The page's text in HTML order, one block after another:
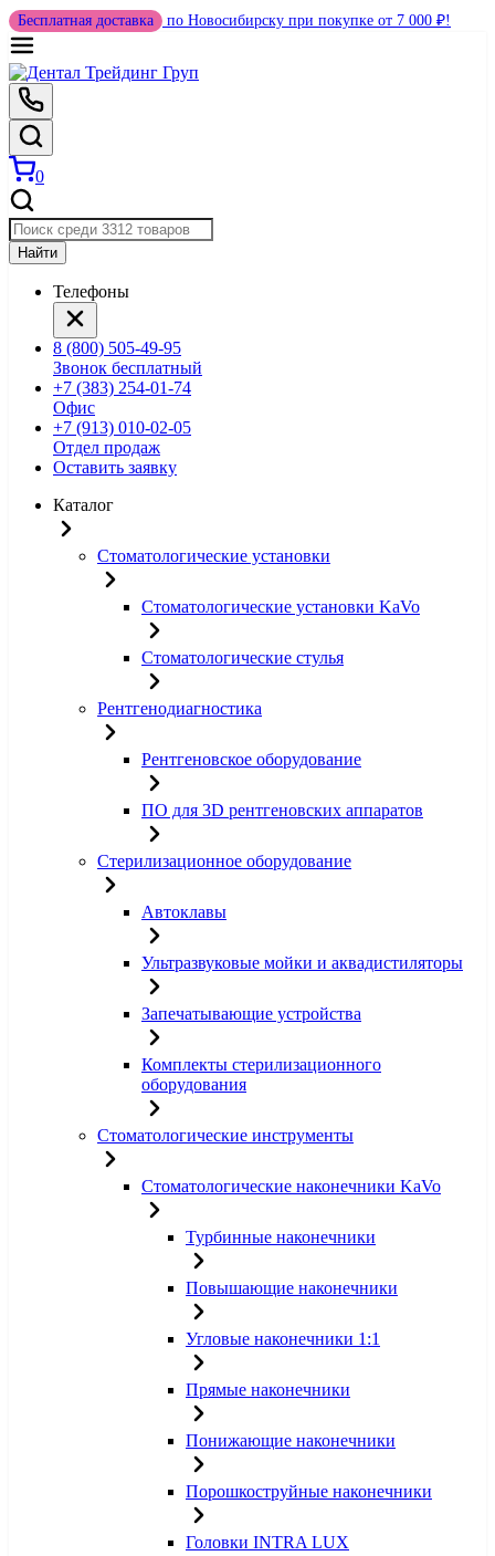
Бесплатная доставка по Новосибирску при покупке от 7 000 ₽!
0
Найти
Телефоны
8 (800) 505-49-95
Звонок бесплатный
+7 (383) 254-01-74
Офис
+7 (913) 010-02-05
Отдел продаж
Оставить заявку
Каталог
Стоматологические установки
Стоматологические установки KaVo
Стоматологические стулья
Рентгенодиагностика
Рентгеновское оборудование
ПО для 3D рентгеновских аппаратов
Стерилизационное оборудование
Автоклавы
Ультразвуковые мойки и аквадистиляторы
Запечатывающие устройства
Комплекты стерилизационного
оборудования
Стоматологические инструменты
Стоматологические наконечники KaVo
Турбинные наконечники
Повышающие наконечники
Угловые наконечники 1:1
Прямые наконечники
Понижающие наконечники
Порошкоструйные наконечники
Головки INTRA LUX